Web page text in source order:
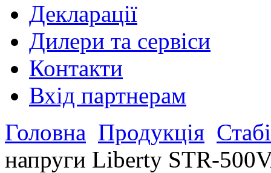
Декларації
Дилери та сервіси
Контакти
Вхід партнерам
Головна Продукція
напруги Liberty STR-